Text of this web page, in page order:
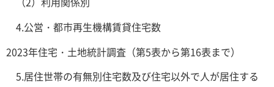
4.公営・都市再生機構賃貸住宅数
2023年住宅・土地統計調査（第5表から第16表まで）
5.居住世帯の有無別住宅数及び住宅以外で人が居住する